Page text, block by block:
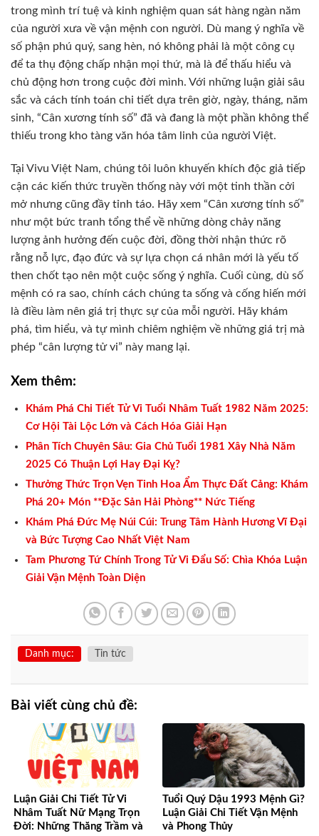
trong mình trí tuệ và kinh nghiệm quan sát hàng ngàn năm
của người xưa về vận mệnh con người. Dù mang ý nghĩa về
số phận phú quý, sang hèn, nó không phải là một công cụ
để ta thụ động chấp nhận mọi thứ, mà là để thấu hiểu và
chủ động hơn trong cuộc đời mình. Với những luận giải sâu
sắc và cách tính toán chi tiết dựa trên giờ, ngày, tháng, năm
sinh, “Cân xương tính số” đã và đang là một phần không thể
thiếu trong kho tàng văn hóa tâm linh của người Việt.
Tại Vivu Việt Nam, chúng tôi luôn khuyến khích độc giả tiếp
cận các kiến thức truyền thống này với một tinh thần cởi
mở nhưng cũng đầy tỉnh táo. Hãy xem “Cân xương tính số”
như một bức tranh tổng thể về những dòng chảy năng
lượng ảnh hưởng đến cuộc đời, đồng thời nhận thức rõ
rằng nỗ lực, đạo đức và sự lựa chọn cá nhân mới là yếu tố
then chốt tạo nên một cuộc sống ý nghĩa. Cuối cùng, dù số
mệnh có ra sao, chính cách chúng ta sống và cống hiến mới
là điều làm nên giá trị thực sự của mỗi người. Hãy khám
phá, tìm hiểu, và tự mình chiêm nghiệm về những giá trị mà
phép “cân lượng tử vi” này mang lại.
Xem thêm:
Khám Phá Chi Tiết Tử Vi Tuổi Nhâm Tuất 1982 Năm 2025:
Cơ Hội Tài Lộc Lớn và Cách Hóa Giải Hạn
Phân Tích Chuyên Sâu: Gia Chủ Tuổi 1981 Xây Nhà Năm
2025 Có Thuận Lợi Hay Đại Kỵ?
Thưởng Thức Trọn Vẹn Tinh Hoa Ẩm Thực Đất Cảng: Khám
Phá 20+ Món **Đặc Sản Hải Phòng** Nức Tiếng
Khám Phá Đức Mẹ Núi Cúi: Trung Tâm Hành Hương Vĩ Đại
và Bức Tượng Cao Nhất Việt Nam
Tam Phương Tứ Chính Trong Tử Vi Đẩu Số: Chìa Khóa Luận
Giải Vận Mệnh Toàn Diện
Danh mục: Tin tức
Bài viết cùng chủ đề:
Luận Giải Chi Tiết Tử Vi
Nhâm Tuất Nữ Mạng Trọn
Đời: Những Thăng Trầm và
Tuổi Quý Dậu 1993 Mệnh Gì?
Luận Giải Chi Tiết Vận Mệnh
và Phong Thủy